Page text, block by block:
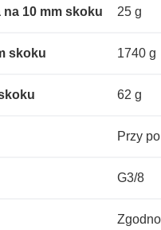
10 mm skoku 25 g
skoku 1740 g
62 g
Przy
G3/8